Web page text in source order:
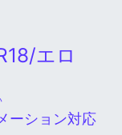
エロ
ーション対応